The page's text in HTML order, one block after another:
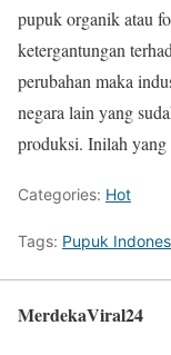
pupuk organik atau
ketergantungan
perubahan maka
negara lain yang
produksi. Inilah yang
Categories: Hot
Tags: Pupuk
MerdekaViral24